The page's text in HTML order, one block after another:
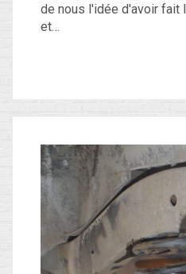
de nous l'idée d'avoir fait
et…